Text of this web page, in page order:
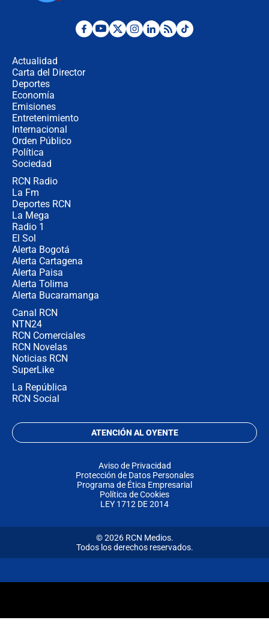
¿Por qué De la Espriella gobernará
Actualidad
Carta del Director
Deportes
Economía
Emisiones
Entretenimiento
Internacional
Orden Público
Política
Sociedad
RCN Radio
La Fm
Deportes RCN
La Mega
Radio 1
El Sol
Alerta Bogotá
Alerta Cartagena
Alerta Paisa
Alerta Tolima
Alerta Bucaramanga
Canal RCN
NTN24
RCN Comerciales
RCN Novelas
Noticias RCN
SuperLike
La República
RCN Social
ATENCIÓN AL OYENTE
Aviso de Privacidad
Protección de Datos Personales
Programa de Ética Empresarial
Política de Cookies
LEY 1712 DE 2014
© 2026 RCN Medios.
Todos los derechos reservados.